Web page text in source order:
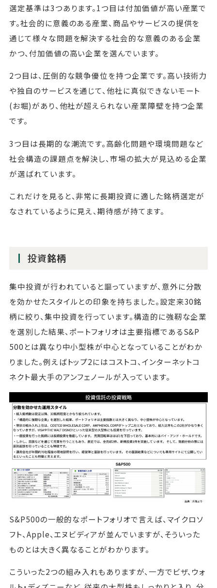
選定基準は3つあります。1つ目は付加価値が高い産業で
す。社会的に意義のある産業、商品やサービスの提供を
通じて様々な問題を解決する社会的な意義のある企業
かつ、付加価値の高い企業を選んでいます。
2つ目は、圧倒的な競争優位を持つ企業です。高い技術力
や独自のサービスを通じて、他社に真似できないモート
(お堀)があり、他社が超えられない産業障壁を持つ企業
です。
3つ目は長期的な潮流です。高齢化問題や環境問題など
社会構造の課題点を解決し、市場の拡大が見込める企業
が選ばれています。
これだけを見ると、非常に長期投資に適した銘柄選定が
なされているように見え、期待感が持てます。
投資銘柄
集中投資が行われていると謳っていますが、意外に分散
を効かせたスタイルとの印象を持ちました。設定来30銘
柄に絞り、集中投資を行っています。構造的に強靭な企業
を選別した結果、ポートフォリオは主要指標であるS&P
500とは異なり中小型株が中心となっていることがわか
りました。例えばトップ2にはコストコ、インターネットコ
ネクト最大手のアンフェノールが入っています。
S&P500の一般的なポートフォリオで言えば、マイクロソ
フト、Apple、エヌビディアが並んでいますが、そういった
ものとは大きく異なることがわかります。
こういった2つの組み入れもありますが、一方でビザ、ウォ